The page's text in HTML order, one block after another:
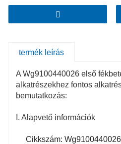
termék leírás
A Wg9100440026 első
alkatrészekhez fontos
bemutatkozás:
I. Alapvető információk
Cikkszám: